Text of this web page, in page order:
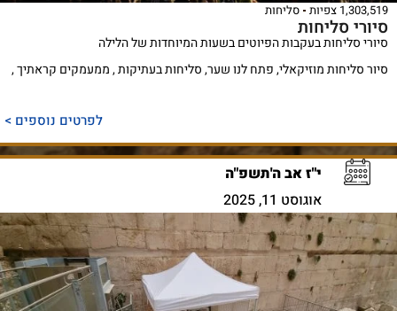
1,303,519 צפיות סליחות
סיורי סליחות
סיורי סליחות בעקבות הפיוטים בשעות המיוחדות של הלילה
סיור סליחות מוזיקאלי, פתח לנו שער, סליחות בעתיקות , ממעמקים קראתיך ,
לפרטים נוספים >
י"ז אב ה'תשפ"ה
אוגוסט 11, 2025